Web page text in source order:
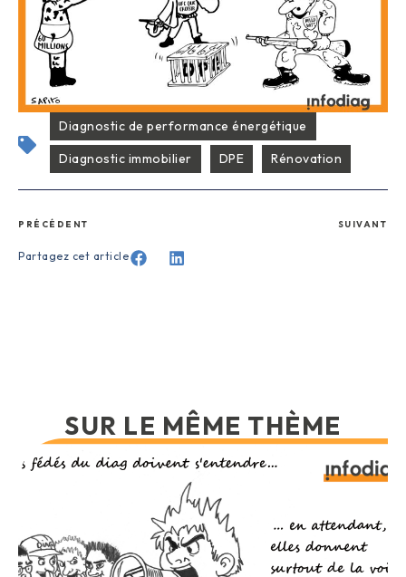
Diagnostic de performance énergétique
Diagnostic immobilier
DPE Rénovation
PRÉCÉDENT SUIVANT
Partagez cet article
SUR LE MÊME THÈME